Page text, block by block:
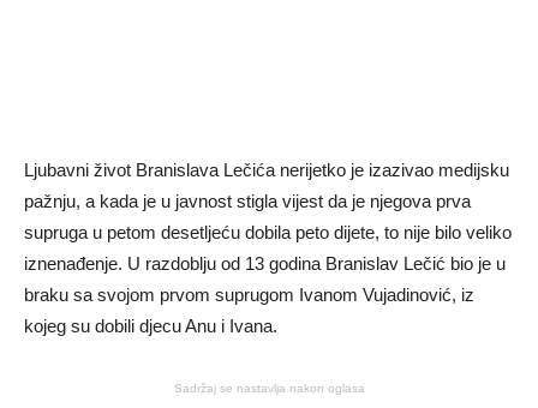
Ljubavni život Branislava Lečića nerijetko je izazivao medijsku
pažnju, a kada je u javnost stigla vijest da je njegova prva
supruga u petom desetljeću dobila peto dijete, to nije bilo veliko
iznenađenje. U razdoblju od 13 godina Branislav Lečić bio je u
braku sa svojom prvom suprugom Ivanom Vujadinović, iz
kojeg su dobili djecu Anu i Ivana.
Sadržaj se nastavlja nakon oglasa